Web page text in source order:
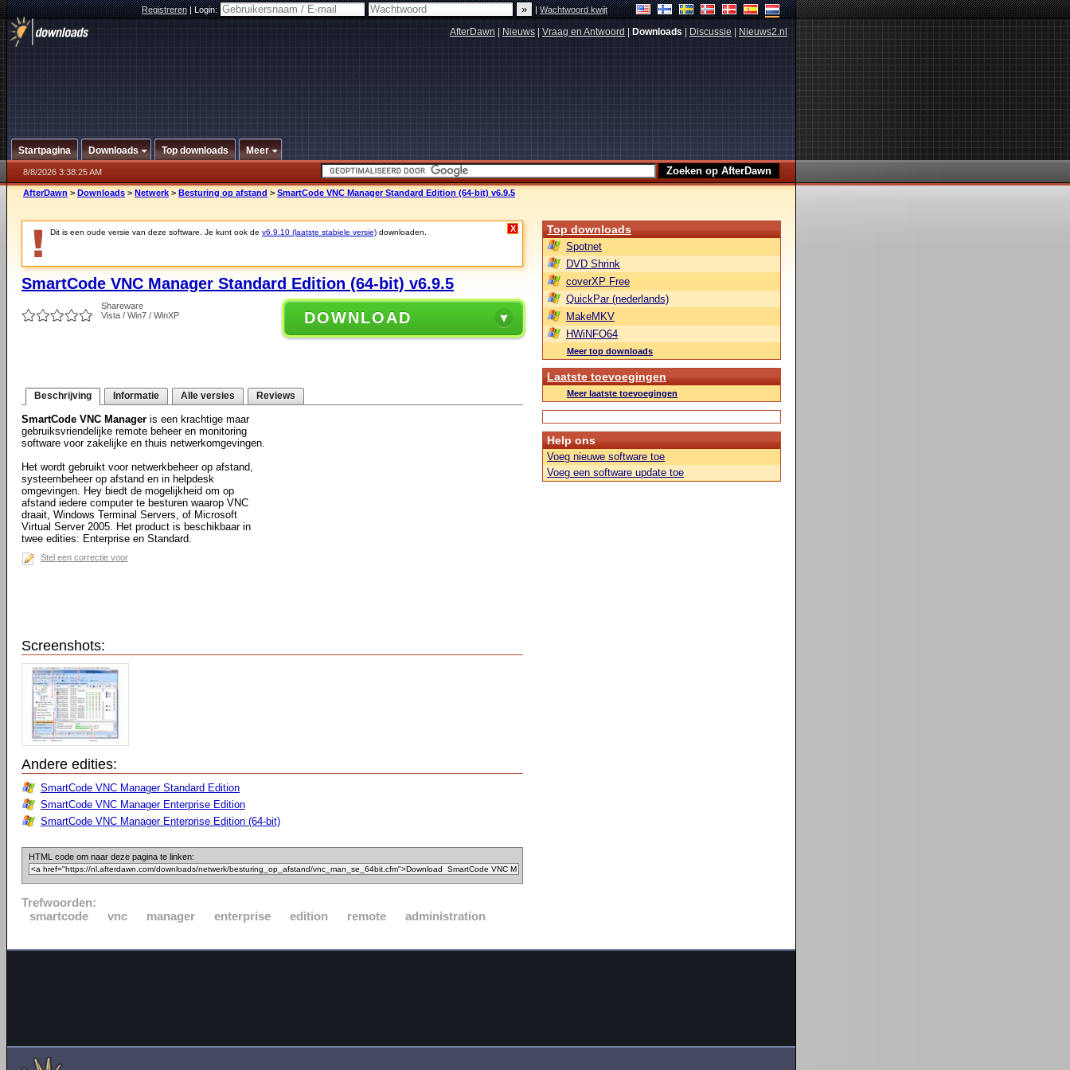
Registreren|Login: |Wachtwoord kwijt
AfterDawn Nieuws Vraag en Antwoord Downloads Discussie Nieuws2.nl
Startpagina Downloads Top downloads Meer
8/8/2026 3:38:25 AM
AfterDawn > Downloads > Netwerk > Besturing op afstand > SmartCode VNC Manager Standard Edition (64-bit) v6.9.5
Dit is een oude versie van deze software. Je kunt ook de v6.9.10 (laatste stabiele versie) downloaden. X
SmartCode VNC Manager Standard Edition (64-bit) v6.9.5
Shareware
Vista / Win7 / WinXP
DOWNLOAD
Beschrijving Informatie Alle versies Reviews
SmartCode VNC Manager is een krachtige maar
gebruiksvriendelijke remote beheer en monitoring
software voor zakelijke en thuis netwerkomgevingen.
Het wordt gebruikt voor netwerkbeheer op afstand,
systeembeheer op afstand en in helpdesk
omgevingen. Hey biedt de mogelijkheid om op
afstand iedere computer te besturen waarop VNC
draait, Windows Terminal Servers, of Microsoft
Virtual Server 2005. Het product is beschikbaar in
twee edities: Enterprise en Standard.
Stel een correctie voor
Screenshots:
Andere edities:
SmartCode VNC Manager Standard Edition
SmartCode VNC Manager Enterprise Edition
SmartCode VNC Manager Enterprise Edition (64-bit)
HTML code om naar deze pagina te linken:
Trefwoorden:
smartcode
vnc manager enterprise edition remote administration
Top downloads
Spotnet
DVD Shrink
coverXP Free
QuickPar (nederlands)
MakeMKV
HWiNFO64
Meer top downloads
Laatste toevoegingen
Meer laatste toevoegingen
Help ons
Voeg nieuwe software toe
Voeg een software update toe